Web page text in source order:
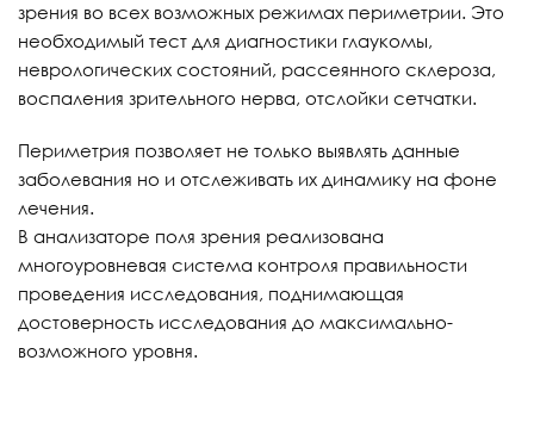
зрения во всех возможных режимах периметрии. Это
необходимый тест для диагностики глаукомы,
неврологических состояний, рассеянного склероза,
воспаления зрительного нерва, отслойки сетчатки.
Периметрия позволяет не только выявлять данные
заболевания но и отслеживать их динамику на фоне
лечения.
В анализаторе поля зрения реализована
многоуровневая система контроля правильности
проведения исследования, поднимающая
достоверность исследования до максимально-
возможного уровня.